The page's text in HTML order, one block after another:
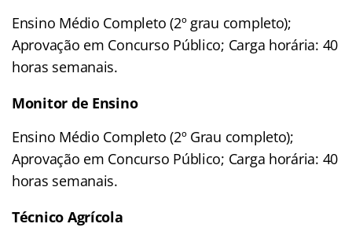
Ensino Médio Completo (2º grau completo);
Aprovação em Concurso Público; Carga horária: 40
horas semanais.
Monitor de Ensino
Ensino Médio Completo (2º Grau completo);
Aprovação em Concurso Público; Carga horária: 40
horas semanais.
Técnico Agrícola